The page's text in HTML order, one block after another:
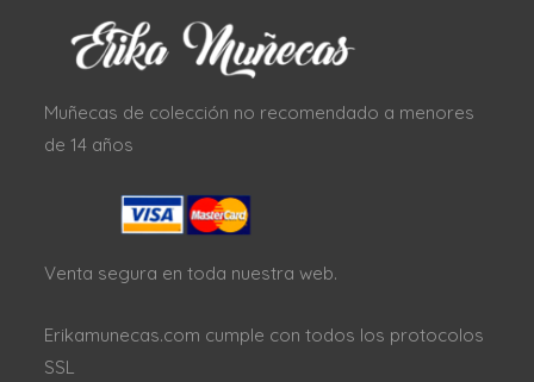
Muñecas de colección no recomendado a menores
de 14 años
Venta segura en toda nuestra web.
Erikamunecas.com cumple con todos los protocolos
SSL